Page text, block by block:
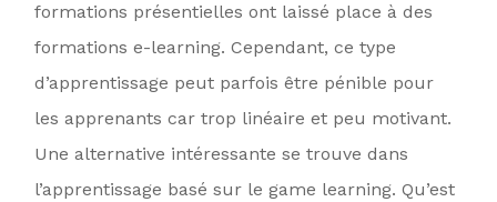
formations présentielles ont laissé place à des
formations e-learning. Cependant, ce type
d’apprentissage peut parfois être pénible pour
les apprenants car trop linéaire et peu motivant.
Une alternative intéressante se trouve dans
l’apprentissage basé sur le game learning. Qu’est